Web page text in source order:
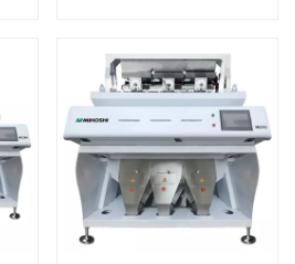
Сортировщик Кукурузы По
Цвету